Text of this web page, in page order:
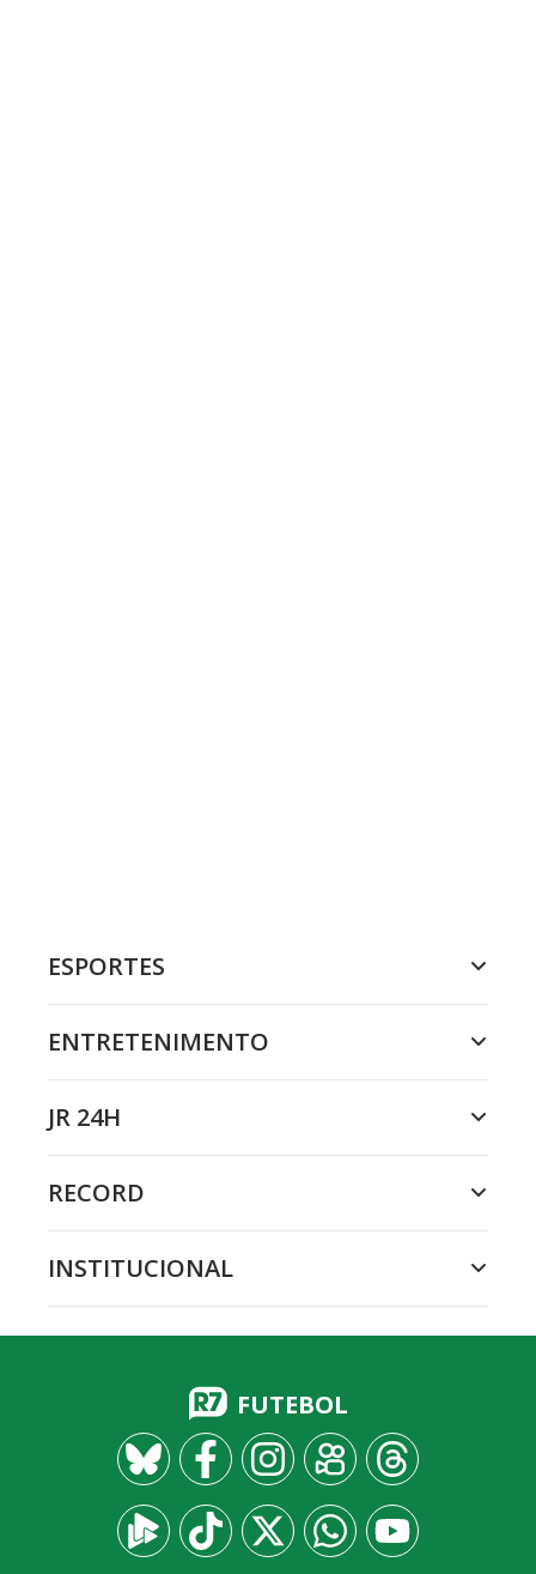
ESPORTES
ENTRETENIMENTO
JR 24H
RECORD
INSTITUCIONAL
FUTEBOL